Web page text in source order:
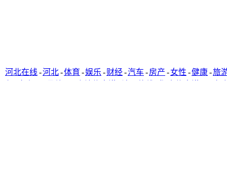
河北在线 -河北-体育 -娱乐 -财经-汽车 -房产 -女性 -健康-旅